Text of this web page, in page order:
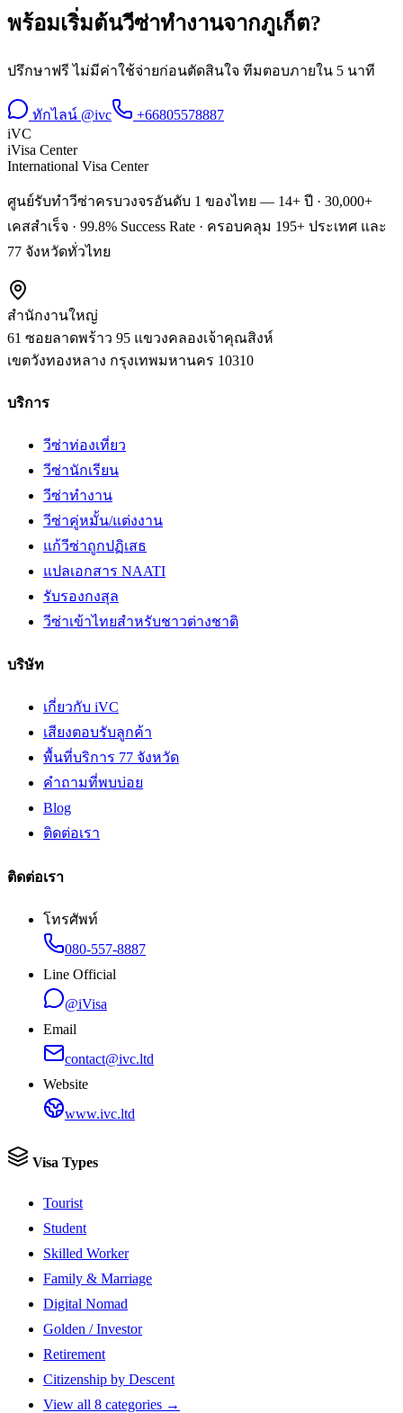
พร้อมเริ่มต้นวีซ่าทำงานจากภูเก็ต?
ปรึกษาฟรี ไม่มีค่าใช้จ่ายก่อนตัดสินใจ ทีมตอบภายใน 5 นาที
ทักไลน์ @ivc
+66805578887
iVC
iVisa Center
International Visa Center
ศูนย์รับทำวีซ่าครบวงจรอันดับ 1 ของไทย — 14+ ปี · 30,000+
เคสสำเร็จ · 99.8% Success Rate · ครอบคลุม 195+ ประเทศ และ
77 จังหวัดทั่วไทย
สำนักงานใหญ่
61 ซอยลาดพร้าว 95 แขวงคลองเจ้าคุณสิงห์
เขตวังทองหลาง กรุงเทพมหานคร 10310
บริการ
วีซ่าท่องเที่ยว
วีซ่านักเรียน
วีซ่าทำงาน
วีซ่าคู่หมั้น/แต่งงาน
แก้วีซ่าถูกปฏิเสธ
แปลเอกสาร NAATI
รับรองกงสุล
วีซ่าเข้าไทยสำหรับชาวต่างชาติ
บริษัท
เกี่ยวกับ iVC
เสียงตอบรับลูกค้า
พื้นที่บริการ 77 จังหวัด
คำถามที่พบบ่อย
Blog
ติดต่อเรา
ติดต่อเรา
โทรศัพท์
080-557-8887
Line Official
@iVisa
Email
contact@ivc.ltd
Website
www.ivc.ltd
Visa Types
Tourist
Student
Skilled Worker
Family & Marriage
Digital Nomad
Golden / Investor
Retirement
Citizenship by Descent
View all 8 categories →